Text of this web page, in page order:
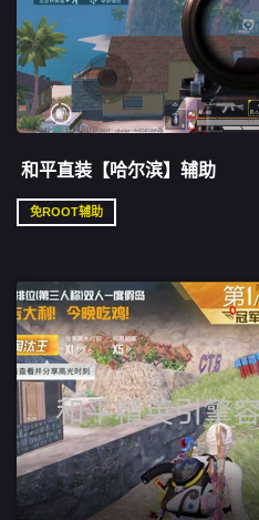
和平直装【哈尔滨】辅助
免ROOT辅助